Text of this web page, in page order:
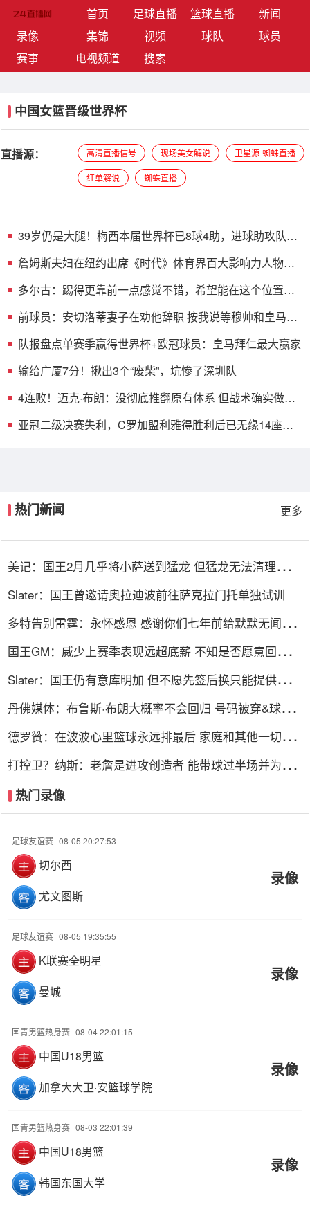
首页(current)足球直播 篮球直播
新闻
录像
集锦 视频 球队
球员
赛事
电视频道 搜索
中国女篮晋级世界杯
直播源： 高清直播信号 现场美女解说 卫星源-蜘蛛直播
红单解说 蜘蛛直播
39岁仍是大腿！梅西本届世界杯已8球4助，进球助攻队内
詹姆斯夫妇在纽约出席《时代》体育界百大影响力人物晚
多尔古：踢得更靠前一点感觉不错，希望能在这个位置踢
前球员：安切洛蒂妻子在劝他辞职 按我说等穆帅和皇马闹
队报盘点单赛季赢得世界杯+欧冠球员：皇马拜仁最大赢家
输给广厦7分！揪出3个“废柴”，坑惨了深圳队
4连败！迈克·布朗：没彻底推翻原有体系 但战术确实做了
亚冠二级决赛失利，C罗加盟利雅得胜利后已无缘14座冠
热门新闻 更多
美记：国王2月几乎将小萨送到猛龙 但猛龙无法清理珀尔
Slater：国王曾邀请奥拉迪波前往萨克拉门托单独试训
多特告别雷霆：永怀感恩 感谢你们七年前给默默无闻的
国王GM：威少上赛季表现远超底薪 不知是否愿意回归扮
Slater：国王仍有意库明加 但不愿先签后换只能提供底薪
丹佛媒体：布鲁斯·布朗大概率不会回归 号码被穿&球队
德罗赞：在波波心里篮球永远排最后 家庭和其他一切都
打控卫？纳斯：老詹是进攻创造者 能带球过半场并为队
热门录像
足球友谊赛 08-05 20:27:53
切尔西
尤文图斯
录像
足球友谊赛 08-05 19:35:55
K联赛全明星
曼城
录像
国青男篮热身赛 08-04 22:01:15
中国U18男篮
加拿大大卫·安篮球学院
录像
国青男篮热身赛 08-03 22:01:39
中国U18男篮
韩国东国大学
录像